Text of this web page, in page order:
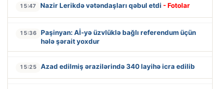
15:47 Nazir Lerikdə vətəndaşları qəbul etdi - Fotolar
15:36
Paşinyan: Aİ-yə üzvlüklə bağlı referendum üçün
hələ şərait yoxdur
15:25 Azad edilmiş ərazilərində 340 layihə icra edilib